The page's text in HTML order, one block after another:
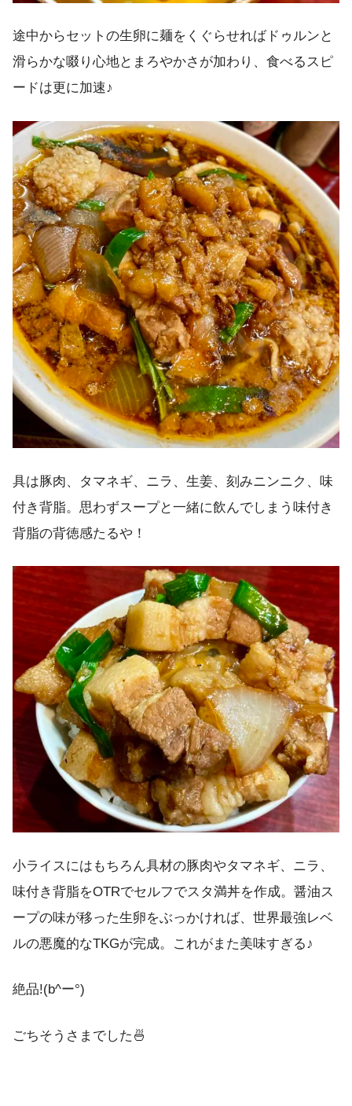
途中からセットの生卵に麺をくぐらせればドゥルンと
滑らかな啜り心地とまろやかさが加わり、食べるスピ
ードは更に加速♪
具は豚肉、タマネギ、ニラ、生姜、刻みニンニク、味
付き背脂。思わずスープと一緒に飲んでしまう味付き
背脂の背徳感たるや！
小ライスにはもちろん具材の豚肉やタマネギ、ニラ、
味付き背脂をOTRでセルフでスタ満丼を作成。醤油ス
ープの味が移った生卵をぶっかければ、世界最強レベ
ルの悪魔的なTKGが完成。これがまた美味すぎる♪
絶品!(b^ー°)
ごちそうさまでした🍜